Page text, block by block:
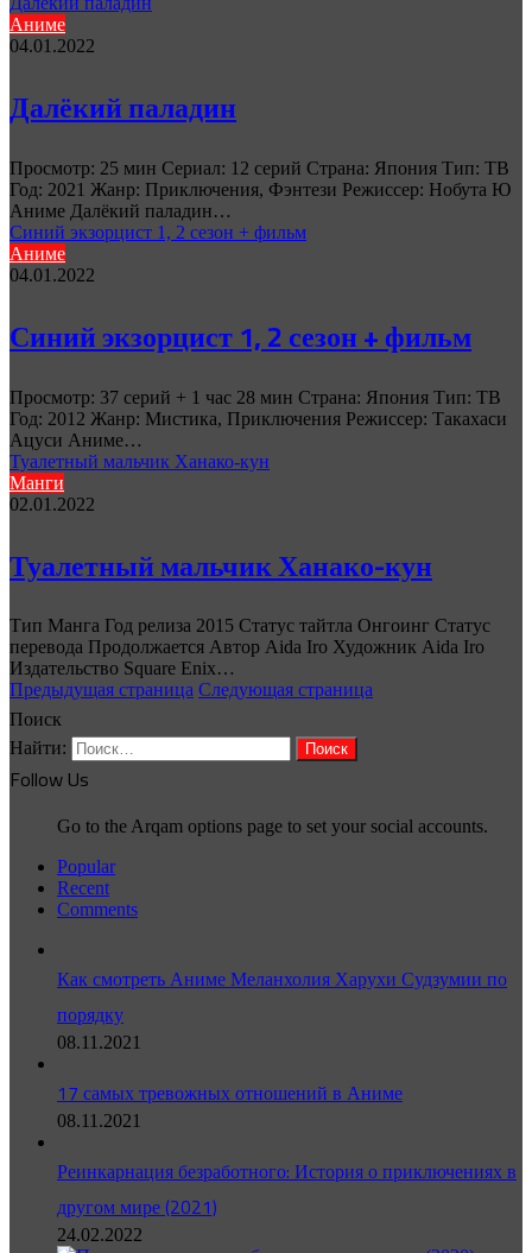
Аниме
04.01.2022
Далёкий паладин
Просмотр: 25 мин Сериал: 12 серий Страна: Япония Тип: ТВ
Год: 2021 Жанр: Приключения, Фэнтези Режиссер: Нобута Ю
Аниме Далёкий паладин…
Синий экзорцист 1, 2 сезон + фильм
Аниме
04.01.2022
Синий экзорцист 1, 2 сезон + фильм
Просмотр: 37 серий + 1 час 28 мин Страна: Япония Тип: ТВ
Год: 2012 Жанр: Мистика, Приключения Режиссер: Такахаси
Ацуси Аниме…
Туалетный мальчик Ханако-кун
Манги
02.01.2022
Туалетный мальчик Ханако-кун
Тип Манга Год релиза 2015 Статус тайтла Онгоинг Статус
перевода Продолжается Автор Aida Iro Художник Aida Iro
Издательство Square Enix…
Предыдущая страница Следующая страница
Поиск
Найти:
Follow Us
Go to the Arqam options page to set your social accounts.
Popular
Recent
Comments
Как смотреть Аниме Меланхолия Харухи Судзумии по
порядку
08.11.2021
17 самых тревожных отношений в Аниме
08.11.2021
Реинкарнация безработного: История о приключениях в
другом мире (2021)
24.02.2022